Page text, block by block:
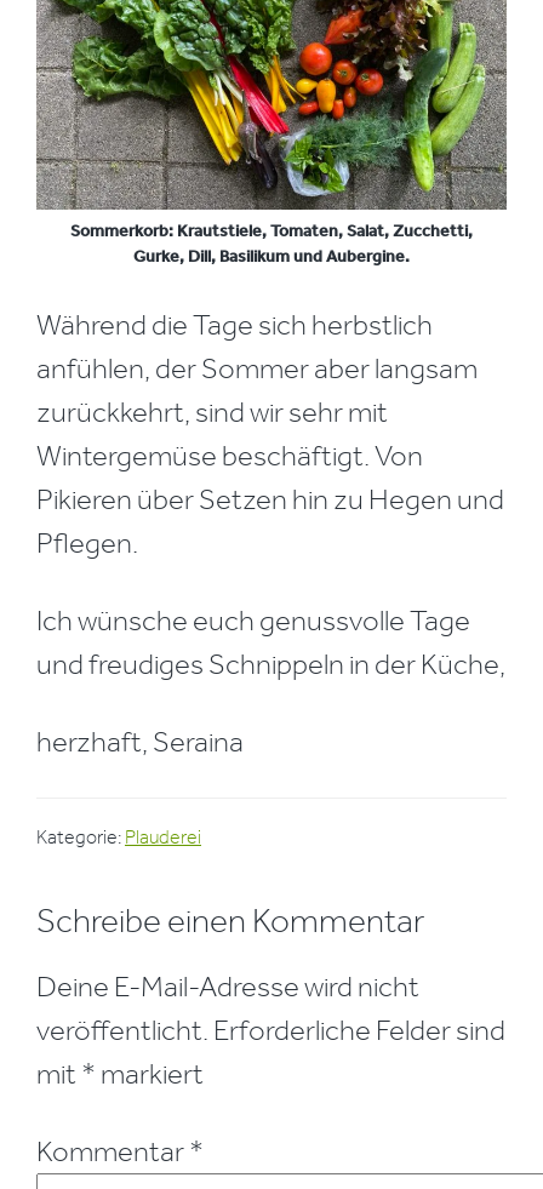
Sommerkorb: Krautstiele, Tomaten, Salat, Zucchetti,
Gurke, Dill, Basilikum und Aubergine.
Während die Tage sich herbstlich
anfühlen, der Sommer aber langsam
zurückkehrt, sind wir sehr mit
Wintergemüse beschäftigt. Von
Pikieren über Setzen hin zu Hegen und
Pflegen.
Ich wünsche euch genussvolle Tage
und freudiges Schnippeln in der Küche,
herzhaft, Seraina
Kategorie: Plauderei
Leser-
Schreibe einen Kommentar
Deine E-Mail-Adresse wird nicht
veröffentlicht. Erforderliche Felder sind
mit * markiert
Kommentar *